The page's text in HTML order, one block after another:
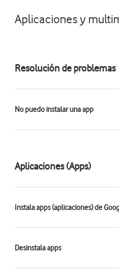
Aplicaciones y
Resolución de problemas
No puedo instalar una app
Aplicaciones (Apps)
Instala apps (aplicaciones) de
Desinstala apps